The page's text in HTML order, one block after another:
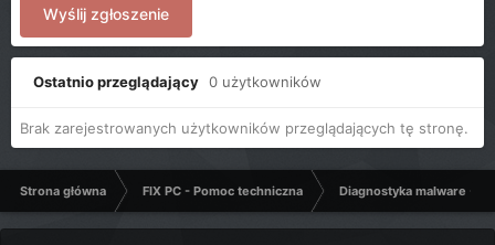
Wyślij zgłoszenie
Ostatnio przeglądający 0 użytkowników
Brak zarejestrowanych użytkowników przeglądających tę stronę.
Strona główna FIX PC - Pomoc techniczna Diagnostyka malware -